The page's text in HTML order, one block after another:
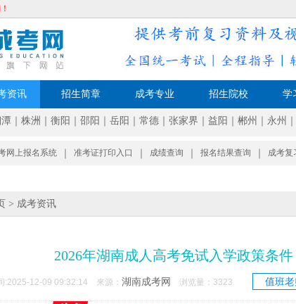
资讯 招生简章 成考专业 招生院校 学
株洲 衡阳 邵阳 岳阳 常德 张家界 益阳 郴州 永州
网上报名系统 准考证打印入口 成绩查询 报名结果查询 成考复
> 成考资讯
2026年湖南成人高考免试入学政策条件
:2025-12-09 09:32:14 来源： 湖南成考网 浏览量： 3323 值班老